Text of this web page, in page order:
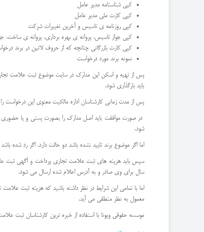
کپی شناسنامه مدیر عامل
کپی کارت ملی مدیر عامل
کپی روزنامه ی تاسیس و آخرین تغییرات شرکت
کپی جواز تاسیس، پروانه ی بهره برداری، پروانه ی ساخت،
کپی کارت بازرگانی چنانچه که از حروف لاتین در برند
نمونه برند مورد درخواست
پس از تهیه و اسکن این مدارک در سایت موضوع ثبت علامت تجاری
باید بارگذاری شود.
پس از مدت زمانی کارشناسان اداره مالکیت معنوی این درخواست
در صورت موافقت باید اصل مدارک را بصورت پستی و یا حضوری به
شود.
اما اگر موضوع برند تایید نشده باشد دو حالت دارد. اگر رد شده
سال برای وی صادر و به آدرس اعلام شده ارسال می شود.
اما با تمامی این شرایط در نظر داشته باشید که هزینه ثبت
معمول به نظر منطقی می آید.
موسسه حقوقی ویونا با استفاده از خبره ترین کارشناسان ثبت